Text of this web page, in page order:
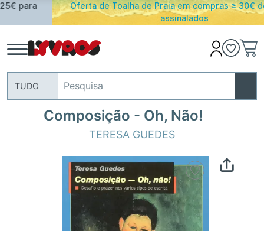
Oferta de Toalha de Praia em compras ≥ 30€ de artigos
assinalados
TUDO
Composição - Oh, Não!
TERESA GUEDES